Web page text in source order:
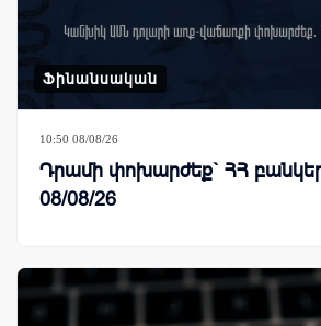
Ֆինանսական
10:50 08/08/26
Դրամի փոխարժեք` ՀՀ
08/08/26